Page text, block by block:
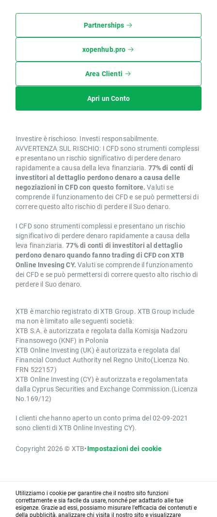
Partnerships
xopenhub.pro
Area Clienti
Apri un Conto
Investire è rischioso. Investi responsabilmente.
AVVERTENZA SUL RISCHIO: I CFD sono strumenti complessi
e presentano un rischio significativo di perdere denaro
rapidamente a causa della leva finanziaria. 77% di conti di
investitori al dettaglio perdono denaro a causa delle
negoziazioni in CFD con questo fornitore. Valuti se
comprende il funzionamento dei CFD e se può permettersi di
correre questo alto rischio di perdere il Suo denaro.
I CFD sono strumenti complessi e presentano un rischio
significativo di perdere denaro rapidamente a causa della
leva finanziaria. 77% di conti di investitori al dettaglio
perdono denaro quando fanno trading di CFD con XTB
Online Invesing CY. Valuti se comprende il funzionamento
dei CFD e se può permettersi di correre questo alto rischio di
perdere il Suo denaro.
XTB è marchio registrato di XTB Group. XTB Group include
ma non è limitato alle seguenti società:
XTB S.A. è autorizzata e regolata dalla Komisja Nadzoru
Finansowego (KNF) in Polonia
XTB Online Investing (UK) è autorizzata e regolata dal
Financial Conduct Authority nel Regno Unito(Licenza No.
FRN 522157)
XTB Online Investing (CY) è autorizzata e regolamentata
dalla Cyprus Securities and Exchange Commission.(Licenza
No.169/12)
I clienti che hanno aperto un conto prima del 02-09-2021
sono clienti di XTB Online Investing CY).
Copyright 2026 © XTB•Impostazioni dei cookie
Utilizziamo i cookie per garantire che il nostro sito funzioni
correttamente e sia facile da usare, nonché per adattarlo alle tue
esigenze. Grazie ad essi, possiamo misurare l'efficacia dei contenuti e
della pubblicità, analizzare chi visita il nostro sito e visualizzare